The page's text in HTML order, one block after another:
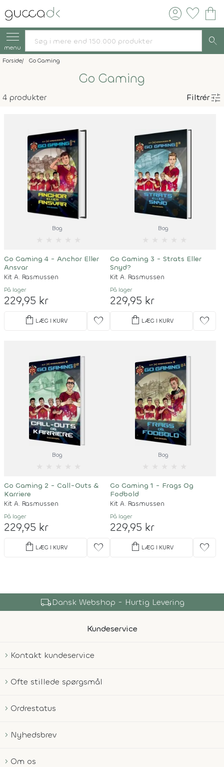
account_circle favorite shopping_bag
menu search
Forside Go Gaming
Go Gaming
4 produkter Filtrértune
Bog
Go Gaming 4 - Anchor Eller
Ansvar
Kit A. Rasmussen
På lager
229,95 kr
shopping_bag LÆG I KURV favorite
Bog
Go Gaming 3 - Strats Eller
Snyd?
Kit A. Rasmussen
På lager
229,95 kr
shopping_bag LÆG I KURV favorite
Bog
Go Gaming 2 - Call-Outs &
Karriere
Kit A. Rasmussen
På lager
229,95 kr
shopping_bag LÆG I KURV favorite
Bog
Go Gaming 1 - Frags Og
Fodbold
Kit A. Rasmussen
På lager
229,95 kr
shopping_bag LÆG I KURV favorite
local_shippingDansk Webshop - Hurtig Levering
Kundeservice
Kontakt kundeservice
Ofte stillede spørgsmål
Ordrestatus
Nyhedsbrev
Om os